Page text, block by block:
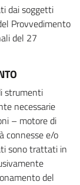
dai soggetti
Provvedimento
del 27
strumenti
necessarie
– motore di
connesse e/o
sono trattati in
del